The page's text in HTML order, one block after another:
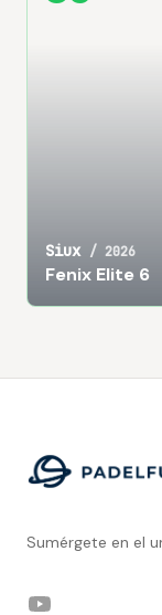
Siux / 2026
Fenix Elite 6
Sumérgete en el
YouTube